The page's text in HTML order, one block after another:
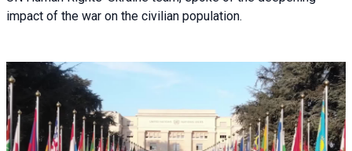
impact of the war on the civilian population.